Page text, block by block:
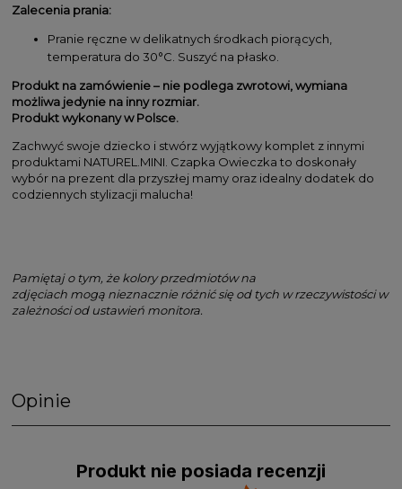
Zalecenia prania:
Pranie ręczne w delikatnych środkach piorących,
temperatura do 30°C. Suszyć na płasko.
Produkt na zamówienie – nie podlega zwrotowi, wymiana
możliwa jedynie na inny rozmiar.
Produkt wykonany w Polsce.
Zachwyć swoje dziecko i stwórz wyjątkowy komplet z innymi
produktami NATUREL.MINI. Czapka Owieczka to doskonały
wybór na prezent dla przyszłej mamy oraz idealny dodatek do
codziennych stylizacji malucha!
Pamiętaj o tym, że kolory przedmiotów na
zdjęciach mogą nieznacznie różnić się od tych w rzeczywistości w
zależności od ustawień monitora.
Opinie
Produkt nie posiada recenzji